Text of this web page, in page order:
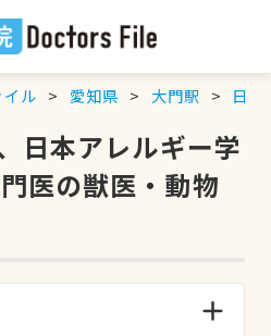
ル 愛知県 大門駅 日本
日本アレルギー学
医の獣医・動物